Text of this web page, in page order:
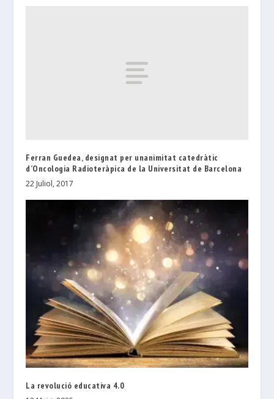
Ferran Guedea, designat per unanimitat catedràtic
d’Oncologia Radioteràpica de la Universitat de Barcelona
22 Juliol, 2017
La revolució educativa 4.0